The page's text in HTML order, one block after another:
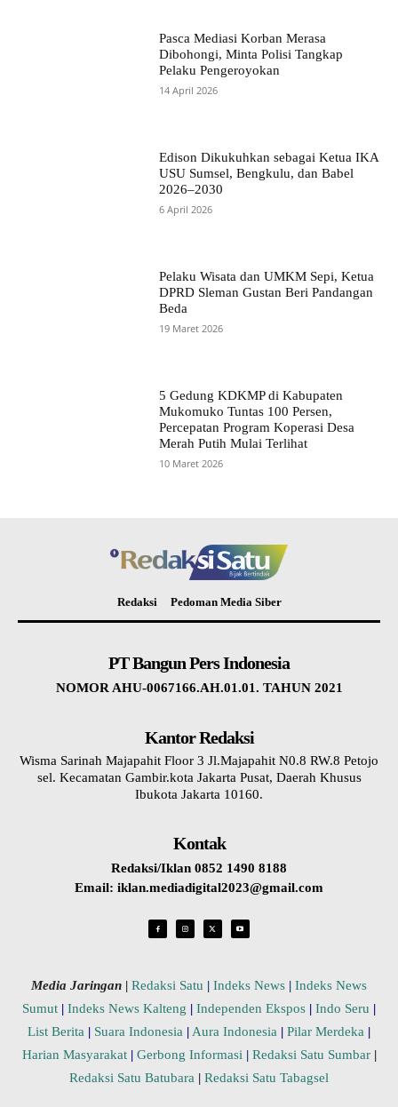
Pasca Mediasi Korban Merasa
Dibohongi, Minta Polisi Tangkap
Pelaku Pengeroyokan
14 April 2026
Edison Dikukuhkan sebagai Ketua IKA
USU Sumsel, Bengkulu, dan Babel
2026–2030
6 April 2026
Pelaku Wisata dan UMKM Sepi, Ketua
DPRD Sleman Gustan Beri Pandangan
Beda
19 Maret 2026
5 Gedung KDKMP di Kabupaten
Mukomuko Tuntas 100 Persen,
Percepatan Program Koperasi Desa
Merah Putih Mulai Terlihat
10 Maret 2026
Redaksi Pedoman Media Siber
PT Bangun Pers Indonesia
NOMOR AHU-0067166.AH.01.01. TAHUN 2021
Kantor Redaksi
Wisma Sarinah Majapahit Floor 3 Jl.Majapahit N0.8 RW.8 Petojo
sel. Kecamatan Gambir.kota Jakarta Pusat, Daerah Khusus
Ibukota Jakarta 10160.
Kontak
Redaksi/Iklan 0852 1490 8188
Email: iklan.mediadigital2023@gmail.com
Media Jaringan | Redaksi Satu | Indeks News | Indeks News
Sumut | Indeks News Kalteng | Independen Ekspos | Indo Seru |
List Berita | Suara Indonesia | Aura Indonesia | Pilar Merdeka |
Harian Masyarakat | Gerbong Informasi | Redaksi Satu Sumbar |
Redaksi Satu Batubara | Redaksi Satu Tabagsel